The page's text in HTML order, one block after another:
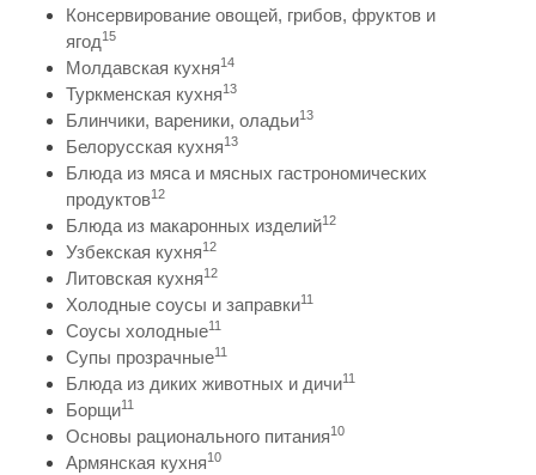
Консервирование овощей, грибов, фруктов и
ягод15
Молдавская кухня14
Туркменская кухня13
Блинчики, вареники, оладьи13
Белорусская кухня13
Блюда из мяса и мясных гастрономических
продуктов12
Блюда из макаронных изделий12
Узбекская кухня12
Литовская кухня12
Холодные соусы и заправки11
Соусы холодные11
Супы прозрачные11
Блюда из диких животных и дичи11
Борщи11
Основы рационального питания10
Армянская кухня10